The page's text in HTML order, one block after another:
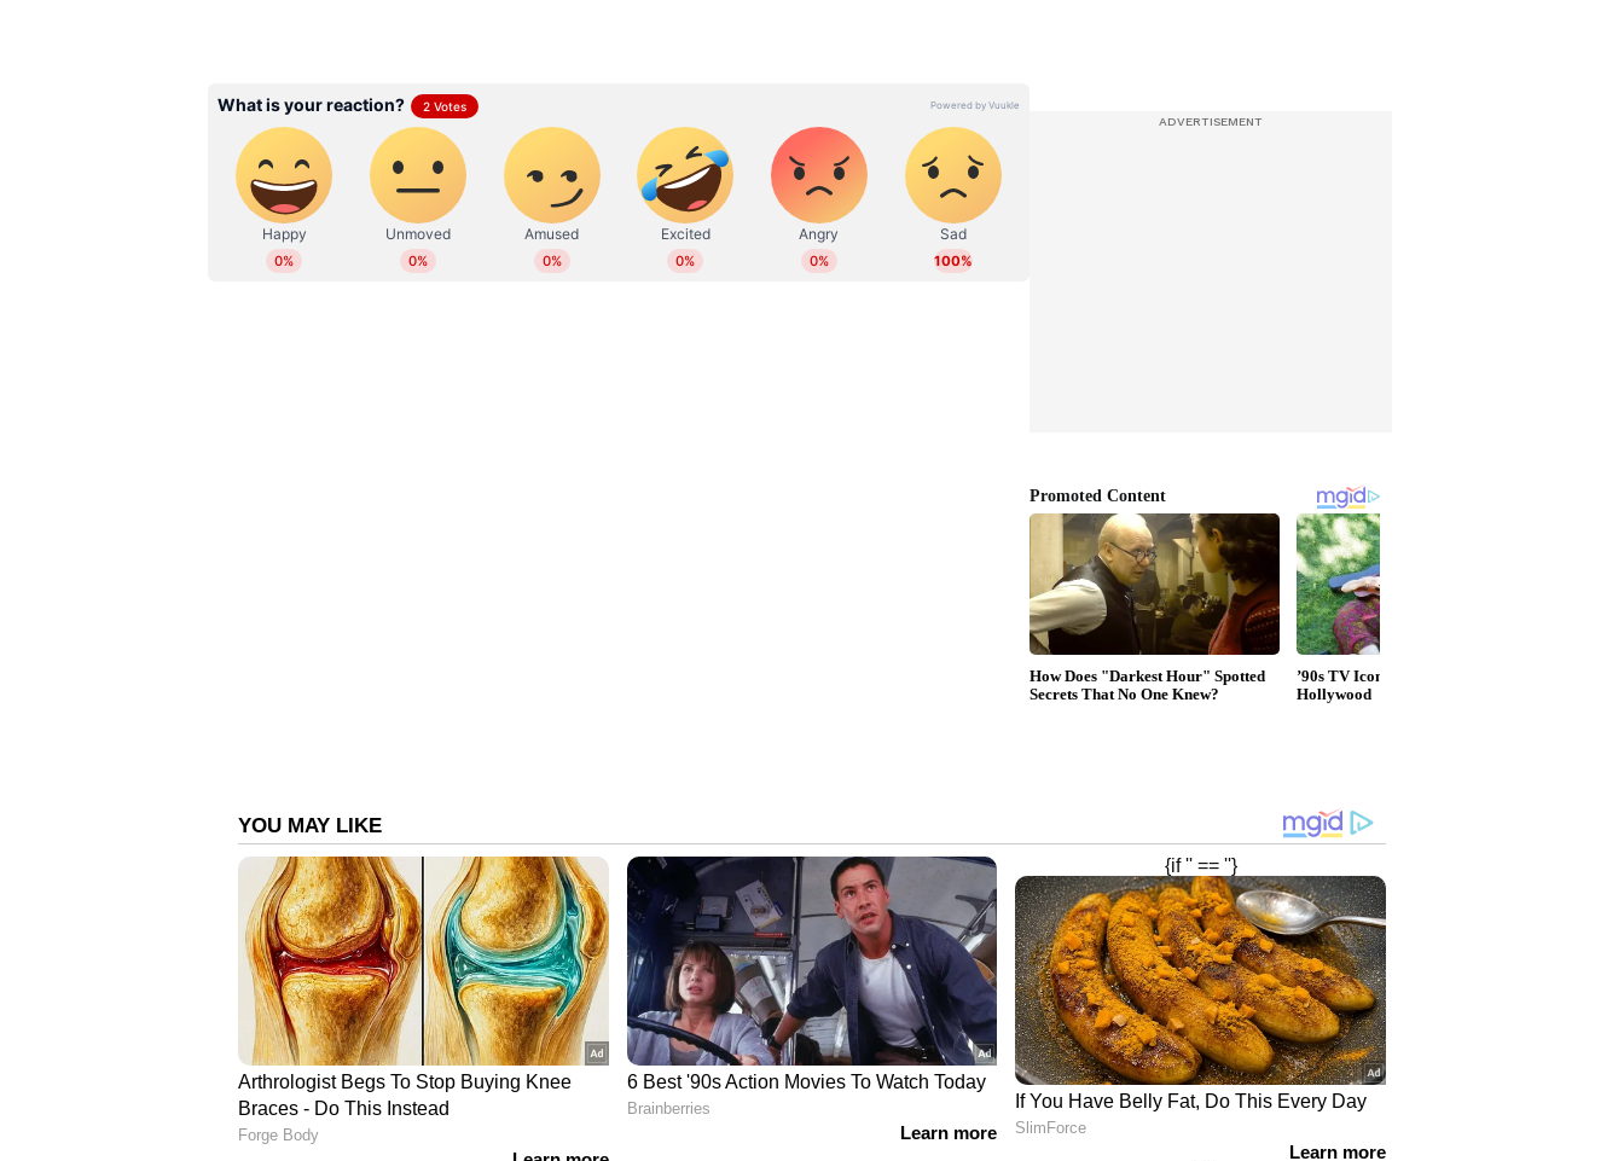
ഗുളികകൾ പിടിച്ചെടുത്തു
സബ് എഡിറ്റര്‍. ഇംഗ്ലീഷ് സാഹിത്യത്തിൽ ബിരുദവും ജേണലിസത്തില്‍ ബിരുദാനന്തര
ബിരുദവും നേടി. കേരള, ദേശീയ, അന്താരാഷ്ട്ര, ഗൾഫ് വാര്‍ത്തകള്‍,
എന്‍റര്‍ടെയിന്‍മെന്‍റ്, ആരോഗ്യം തുടങ്ങിയ വിഷയങ്ങളില്‍ എഴുതുന്നു. ഏഴ് വര്‍ഷത്തെ
മാധ്യമപ്രവര്‍ത്തന കാലയളവില്‍ നിരവധി ന്യൂസ് സ്‌റ്റോറികള്‍, ഫീച്ചറുകള്‍,
അഭിമുഖങ്ങള്‍, ലേഖനങ്ങള്‍ തുടങ്ങിയവ പ്രസിദ്ധീകരിച്ചു. ഡിജിറ്റല്‍ മീഡിയയിൽ
പ്രവര്‍ത്തനപരിചയം. ഇ മെയില്‍: reshma.vijayan@asianetnews.in